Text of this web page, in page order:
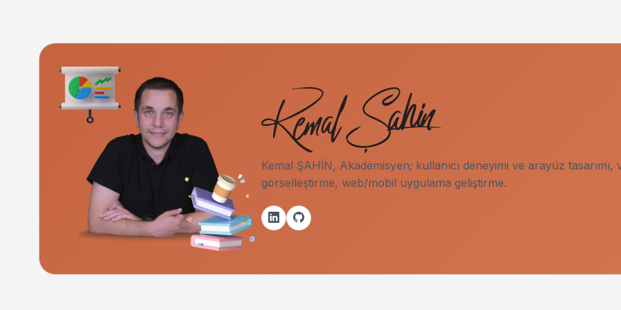
Kemal ŞAHİN, Akademisyen; kullanıcı deneyimi ve arayüz tasarımı,
görselleştirme, web/mobil uygulama geliştirme.